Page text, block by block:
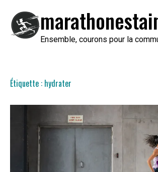
contenu
Ensemble, courons pour la
Étiquette : hydrater